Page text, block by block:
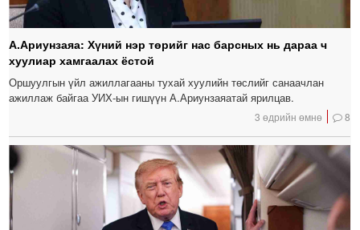
А.Ариунзаяа: Хүний нэр төрийг нас барсных нь дараа ч
хуулиар хамгаалах ёстой
Оршуулгын үйл ажиллагааны тухай хуулийн төслийг санаачлан
ажиллаж байгаа УИХ-ын гишүүн А.Ариунзаяатай ярилцав.
3 өдрийн өмнө 8